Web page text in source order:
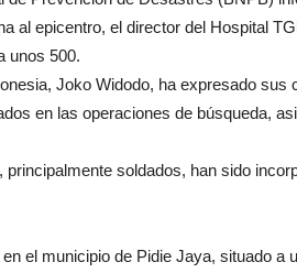
al epicentro, el director del Hospital
unos 500.
Joko Widodo, ha expresado
en las operaciones de búsqueda,
principalmente soldados, han sido
el municipio de Pidie Jaya, situado a